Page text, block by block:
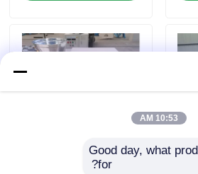
80-1000 كجم قدرة
10:53 AM
Good day, what
for?